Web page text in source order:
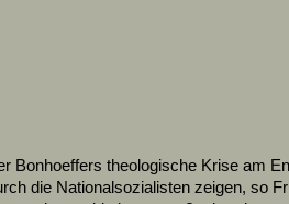
Bonhoeffers theologische Krise am
die Nationalsozialisten zeigen, so